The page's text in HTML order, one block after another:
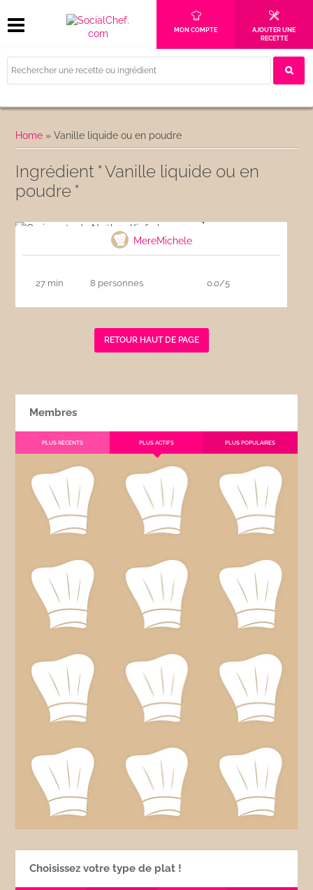
MON COMPTE
AJOUTER UNE
RECETTE
Home »Vanille liquide ou en poudre
Ingrédient " Vanille liquide ou en
poudre "
MereMichele
27 min 8 personnes 0.0/5
RETOUR HAUT DE PAGE
Membres
PLUS RÉCENTS PLUS ACTIFS PLUS POPULAIRES
Choisissez votre type de plat !